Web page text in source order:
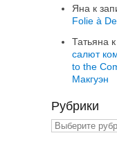
Яна к
Folie à
Татьяна
салют
to the
Макгуэн
Рубрики
Рубрики